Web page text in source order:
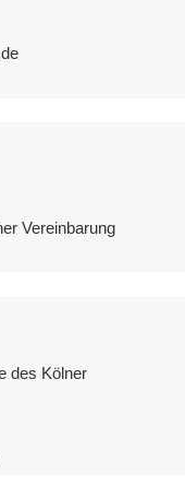
Vereinbarung
des Kölner